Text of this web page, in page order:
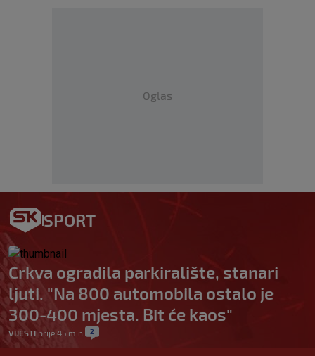
Oglas
SPORT
Crkva ogradila parkiralište, stanari
ljuti. "Na 800 automobila ostalo je
300-400 mjesta. Bit će kaos"
VIJESTI prije 45 min 2